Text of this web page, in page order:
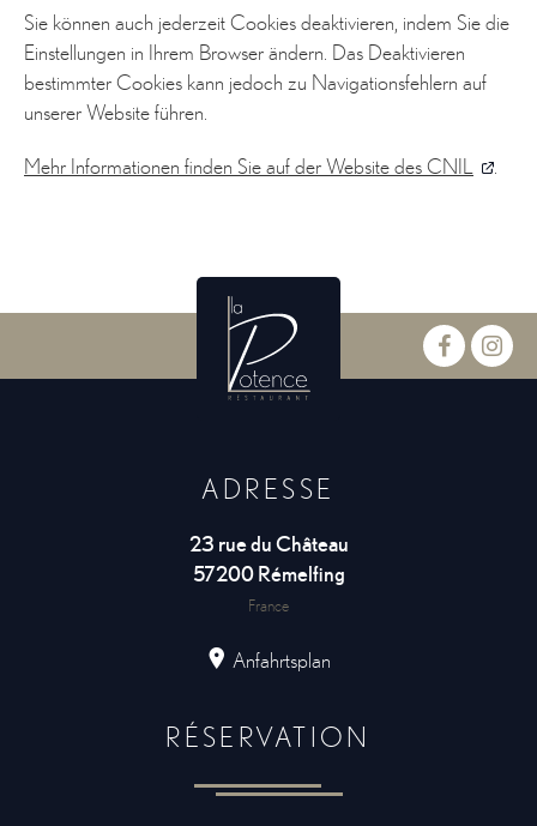
Sie können auch jederzeit Cookies deaktivieren, indem Sie die
Einstellungen in Ihrem Browser ändern. Das Deaktivieren
bestimmter Cookies kann jedoch zu Navigationsfehlern auf
unserer Website führen.
Mehr Informationen finden Sie auf der Website des CNIL
ADRESSE
23 rue du Château
57200 Rémelfing
France
Anfahrtsplan
RÉSERVATION